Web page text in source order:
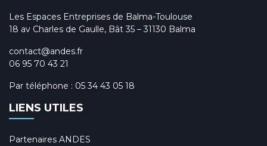
Les Espaces Entreprises de Balma-Toulouse
18 av Charles de Gaulle, Bât 35 – 31130 Balma
contact@andes.fr
06 95 70 43 21
Par téléphone : 05 34 43 05 18
LIENS UTILES
Partenaires ANDES